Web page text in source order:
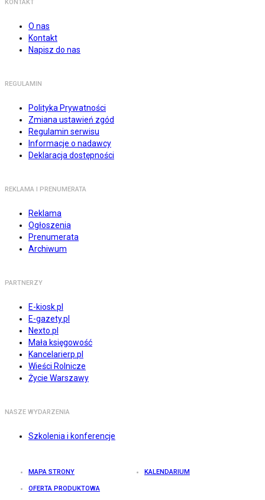
KONTAKT
O nas
Kontakt
Napisz do nas
REGULAMIN
Polityka Prywatności
Zmiana ustawień zgód
Regulamin serwisu
Informacje o nadawcy
Deklaracja dostępności
REKLAMA I PRENUMERATA
Reklama
Ogłoszenia
Prenumerata
Archiwum
PARTNERZY
E-kiosk.pl
E-gazety.pl
Nexto.pl
Mała księgowość
Kancelarierp.pl
Wieści Rolnicze
Życie Warszawy
NASZE WYDARZENIA
Szkolenia i konferencje
MAPA STRONY KALENDARIUM
OFERTA PRODUKTOWA